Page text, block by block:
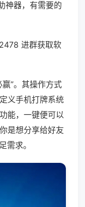
神器，有需要的
进群获取软
”。其操作方式
义手机打牌系统
能，一键便可以
是想分享给好友
需求。